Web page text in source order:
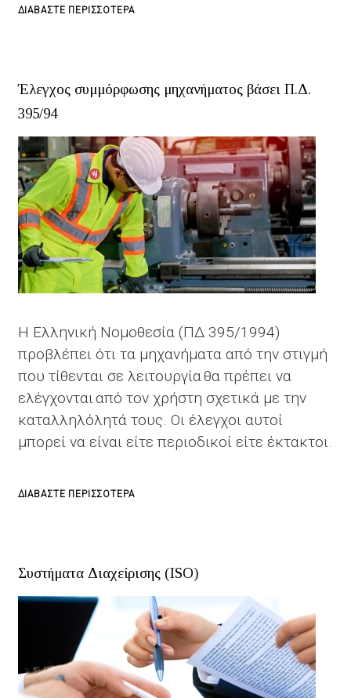
ΔΙΑΒΆΣΤΕ ΠΕΡΙΣΣΌΤΕΡΑ
ΦΑΚΈΛΟΥ
-
CE
Έλεγχος συμμόρφωσης μηχανήματος βάσει Π.Δ.
395/94
Η Ελληνική Νομοθεσία (ΠΔ 395/1994)
προβλέπει ότι τα μηχανήματα από την στιγμή
που τίθενται σε λειτουργία θα πρέπει να
ελέγχονται από τον χρήστη σχετικά με την
καταλληλόλητά τους. Οι έλεγχοι αυτοί
μπορεί να είναι είτε περιοδικοί είτε έκτακτοι.
ΔΙΑΒΆΣΤΕ ΠΕΡΙΣΣΌΤΕΡΑ
ΜΗΧΑΝΉΜΑΤΟΣ
ΒΆΣΕΙ
Π.Δ.
395/94
Συστήματα Διαχείρισης (ISO)